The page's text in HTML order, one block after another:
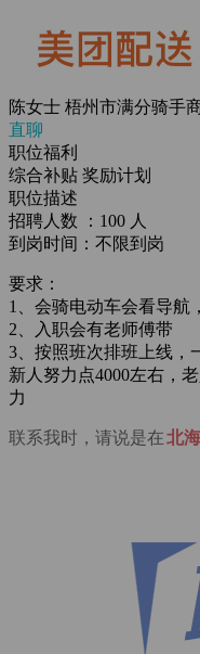
陈女士 梧州市满分骑手
直聊
职位福利
综合补贴 奖励计划
职位描述
招聘人数 ：100 人
到岗时间：不限到岗
要求：
1、会骑电动车会看导航
2、入职会有老师傅带
3、按照班次排班上线，
新人努力点4000左右，
力
联系我时，请说是在北